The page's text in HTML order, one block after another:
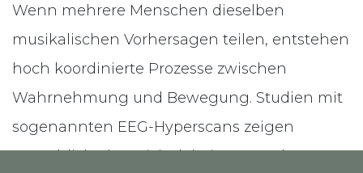
Wenn mehrere Menschen dieselben
musikalischen Vorhersagen teilen, entstehen
hoch koordinierte Prozesse zwischen
Wahrnehmung und Bewegung. Studien mit
sogenannten EEG-Hyperscans zeigen
tatsächlich, dass sich dabei neuronale